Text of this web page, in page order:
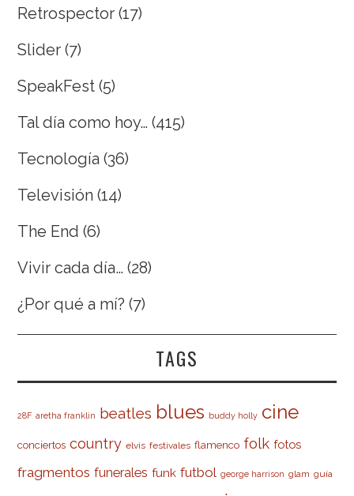
Retrospector (17)
Slider (7)
SpeakFest (5)
Tal día como hoy… (415)
Tecnología (36)
Televisión (14)
The End (6)
Vivir cada día… (28)
¿Por qué a mí? (7)
TAGS
28F aretha franklin beatles blues buddy holly cine
conciertos country elvis festivales flamenco folk fotos
fragmentos funerales funk futbol george harrison glam guía